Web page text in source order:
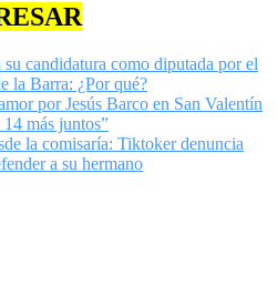
candidatura como diputada por el
la Barra: ¿Por qué?
por Jesús Barco en San Valentín
más juntos”
la comisaría: Tiktoker denuncia
a su hermano